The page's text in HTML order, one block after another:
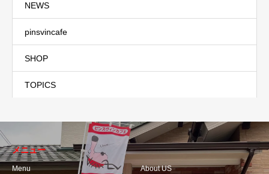
NEWS
pinsvincafe
SHOP
TOPICS
メニュー
Menu About US